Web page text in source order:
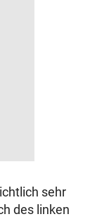
sehr
des linken